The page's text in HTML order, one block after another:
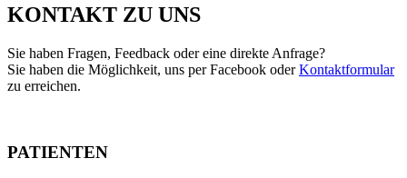
KONTAKT ZU UNS
Sie haben Fragen, Feedback oder eine direkte Anfrage?
Sie haben die Möglichkeit, uns per Facebook oderKontaktformular
zu erreichen.
PATIENTEN